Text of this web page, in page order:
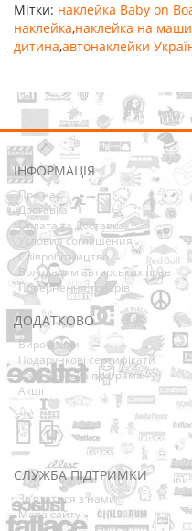
Мітки: наклейка Baby on
наклейка,наклейка на
дитина,автонаклейки
ІНФОРМАЦІЯ
Про нас
Доставка
Оплата та Доставка
Условия соглашения
Співробітництво
Володарям авторських прав
Повернення товарів
ДОДАТКОВО
Виробники
Подарункові сертифікати
Партнерська програма
Акції
СЛУЖБА ПІДТРИМКИ
Зв’язатися з нами
Мапа сайту